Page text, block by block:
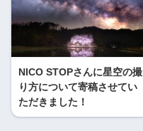
NICO STOPさんに星空の撮
り方について寄稿させてい
ただきました！